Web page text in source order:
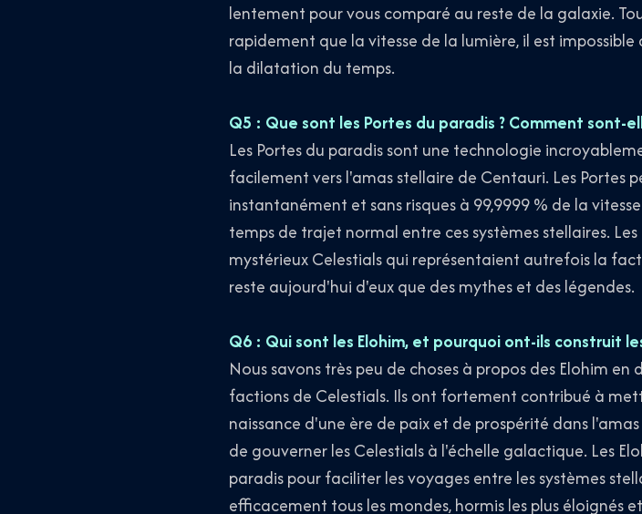
lentement pour vous comparé au reste de la galaxie.
rapidement que la vitesse de la lumière, il est
la dilatation du temps.
Q5 : Que sont les Portes du paradis ? Comment sont-
Les Portes du paradis sont une technologie
facilement vers l'amas stellaire de Centauri. Les Portes
instantanément et sans risques à 99,9999 % de la
temps de trajet normal entre ces systèmes stellaires.
mystérieux Celestials qui représentaient autrefois la
reste aujourd'hui d'eux que des mythes et des légendes.
Q6 : Qui sont les Elohim, et pourquoi ont-ils construit
Nous savons très peu de choses à propos des Elohim
factions de Celestials. Ils ont fortement contribué à
naissance d'une ère de paix et de prospérité dans
de gouverner les Celestials à l'échelle galactique. Les
paradis pour faciliter les voyages entre les systèmes
efficacement tous les mondes, hormis les plus éloignés